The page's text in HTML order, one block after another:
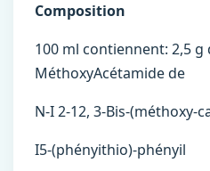
Composition
100 ml contiennent: 2,5 g
MéthoxyAcétamide de
N-I 2-12, 3-Bis-(méthoxy-
I5-(phényithio)-phényil